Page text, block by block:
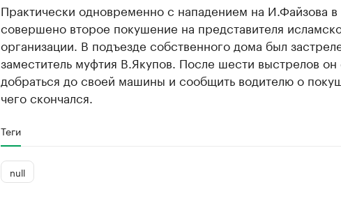
Практически одновременно с нападением на И.Файзова в
совершено второе покушение на представителя
организации. В подъезде собственного дома был
заместитель муфтия В.Якупов. После шести выстрелов он
добраться до своей машины и сообщить водителю о
чего скончался.
Теги
null